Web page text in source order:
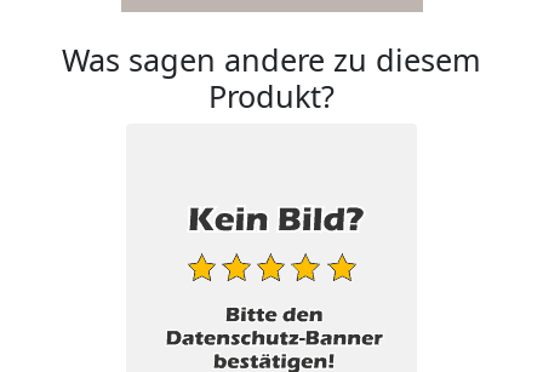
Was sagen andere zu diesem
Produkt?